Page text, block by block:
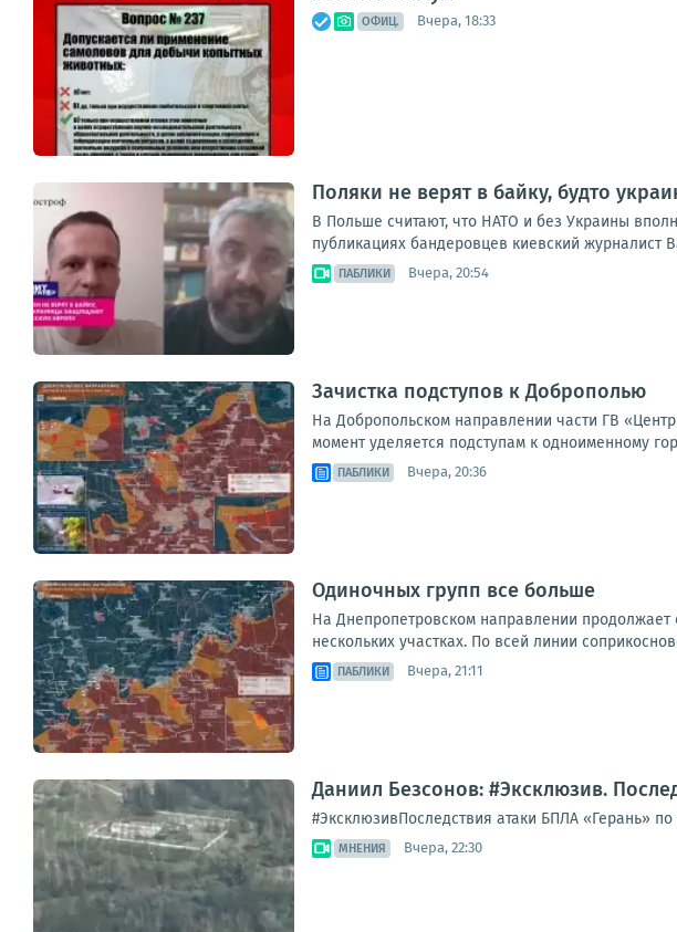
ОФИЦ. Вчера, 18:33
Поляки не верят в байку, будто
В Польше считают, что НАТО и без Украины
публикациях бандеровцев киевский журналист
ПАБЛИКИ Вчера, 20:54
Зачистка подступов к Доброполью
На Добропольском направлении части ГВ
момент уделяется подступам к одноименному
ПАБЛИКИ Вчера, 20:36
Одиночных групп все больше
На Днепропетровском направлении продолжает
нескольких участках. По всей линии
ПАБЛИКИ Вчера, 21:11
Даниил Безсонов: #Эксклюзив.
#ЭксклюзивПоследствия атаки БПЛА «Герань»
МНЕНИЯ Вчера, 22:30